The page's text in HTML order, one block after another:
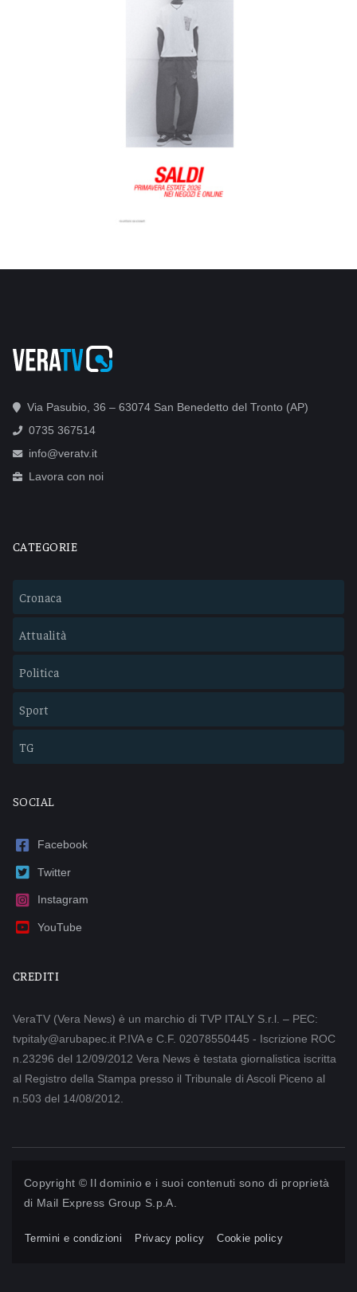
Via Pasubio, 36 – 63074 San Benedetto del Tronto (AP)
0735 367514
info@veratv.it
Lavora con noi
CATEGORIE
Cronaca
Attualità
Politica
Sport
TG
SOCIAL
Facebook
Twitter
Instagram
YouTube
CREDITI
VeraTV (Vera News) è un marchio di TVP ITALY S.r.l. – PEC:
tvpitaly@arubapec.it P.IVA e C.F. 02078550445 - Iscrizione ROC
n.23296 del 12/09/2012 Vera News è testata giornalistica iscritta
al Registro della Stampa presso il Tribunale di Ascoli Piceno al
n.503 del 14/08/2012.
Copyright © Il dominio e i suoi contenuti sono di proprietà
di Mail Express Group S.p.A.
Termini e condizioni Privacy policy Cookie policy